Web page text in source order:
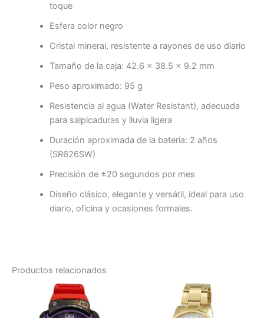
toque
Esfera color negro
Cristal mineral, resistente a rayones de uso diario
Tamaño de la caja: 42.6 × 38.5 × 9.2 mm
Peso aproximado: 95 g
Resistencia al agua (Water Resistant), adecuada
para salpicaduras y lluvia ligera
Duración aproximada de la batería: 2 años
(SR626SW)
Precisión de ±20 segundos por mes
Diseño clásico, elegante y versátil, ideal para uso
diario, oficina y ocasiones formales.
Productos relacionados